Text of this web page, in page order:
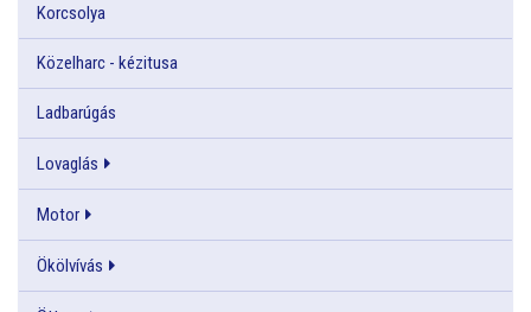
Korcsolya
Közelharc - kézitusa
Ladbarúgás
Lovaglás
Motor
Ökölvívás